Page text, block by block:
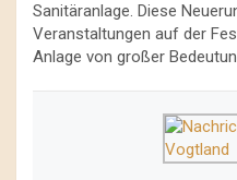
Sanitäranlage. Diese
Veranstaltungen auf der
Anlage von großer